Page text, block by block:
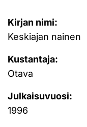
Kirjan nimi:
Keskiajan nainen
Kustantaja:
Otava
Julkaisuvuosi:
1996